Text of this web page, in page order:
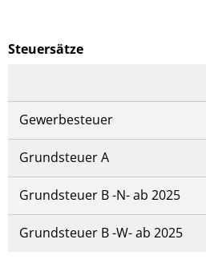
Steuersätze
Gewerbesteuer
Grundsteuer A
Grundsteuer B -N- ab 2025
Grundsteuer B -W- ab 2025